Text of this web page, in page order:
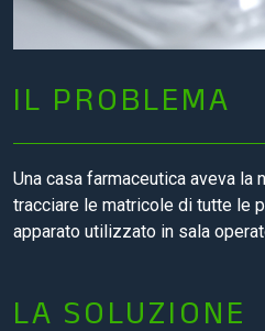
IL PROBLEMA
Una casa farmaceutica aveva
tracciare le matricole di tutte le
apparato utilizzato in sala
LA SOLUZIONE